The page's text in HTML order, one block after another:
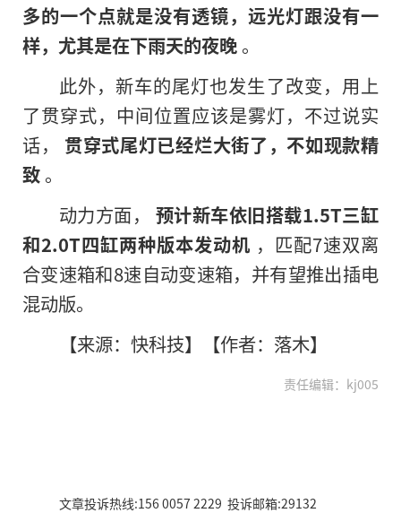
多的一个点就是没有透镜，远光灯跟没有一
样，尤其是在下雨天的夜晚 。
此外，新车的尾灯也发生了改变，用上
了贯穿式，中间位置应该是雾灯，不过说实
话， 贯穿式尾灯已经烂大街了，不如现款精
致 。
动力方面， 预计新车依旧搭载1.5T三缸
和2.0T四缸两种版本发动机 ，匹配7速双离
合变速箱和8速自动变速箱，并有望推出插电
混动版。
【来源：快科技】【作者：落木】
责任编辑：kj005
文章投诉热线:156 0057 2229 投诉邮箱:29132